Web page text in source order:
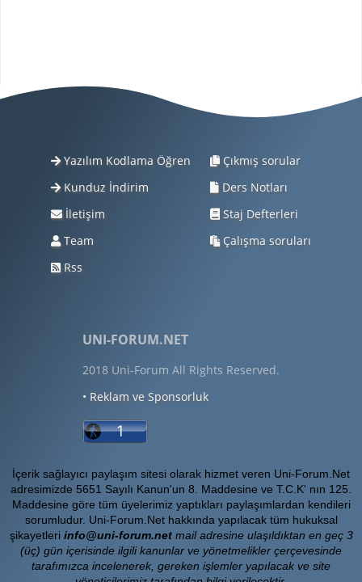
Yazılım Kodlama Öğren
Kunduz İndirim
İletişim
Team
Rss
Çıkmış sorular
Ders Notları
Staj Defterleri
Çalışma soruları
UNI-FORUM.NET
2018 Uni-Forum All Rights Reserved.
• Reklam ve Sponsorluk
İçerik sağlayıcı paylaşım sitesi olarak hizmet veren Uni-Forum.Net
adresimizde 5651 Sayılı Kanun'un 8. Maddesine ve T.C.K' nın 125.
Maddesine göre tüm üyelerimiz yaptıkları paylaşımlardan kendileri
sorumludur. Uni-Forum.Net hakkında yapılacak tüm hukuksal
şikayetleri info@uni-forum.netmail adresine ulaşıldıktan en geç 3
(üç) gün içerisinde ilgili kanunlar ve yönetmelikler çerçevesinde
tarafımızca incelenerek, gereken işlemler yapılacak ve site